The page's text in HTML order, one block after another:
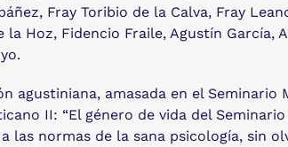
Fray Toribio de la Calva, Fray
la Hoz, Fidencio Fraile, Agustín
agustiniana, amasada en el
II: “El género de vida del
las normas de la sana psicología, sin